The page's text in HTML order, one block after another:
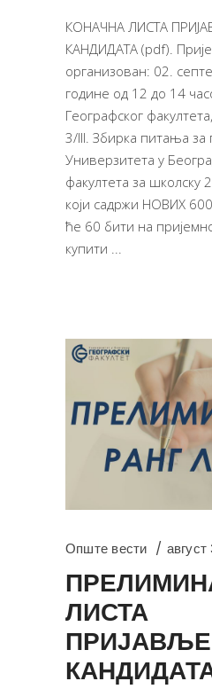
КОНАЧНА ЛИСТА
КАНДИДАТА (pdf).
организован: 02.
године од 12 до 14
Географског
3/III. Збирка питања за
Универзитета у
факултета за школску
који садржи НОВИХ
ће 60 бити на
купити
Опште вести
ЛИСТА